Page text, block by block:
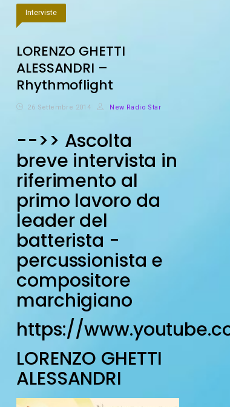
Interviste
LORENZO GHETTI
ALESSANDRI –
Rhythmoflight
26 Settembre 2014 New Radio Star
-->> Ascolta
breve intervista in
riferimento al
primo lavoro da
leader del
batterista -
percussionista e
compositore
marchigiano
https://
LORENZO GHETTI
ALESSANDRI